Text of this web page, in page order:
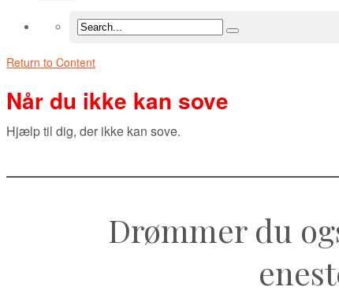
Return to Content
Når du ikke kan sove
Hjælp til dig, der ikke kan sove.
Drømmer du